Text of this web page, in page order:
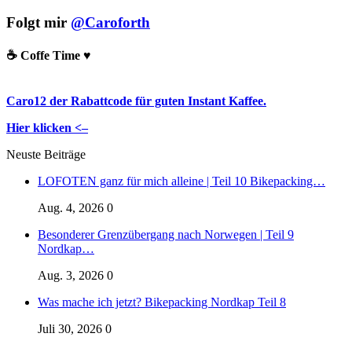
Folgt mir @Caroforth
☕️ Coffe Time ♥️
Caro12 der Rabattcode für guten Instant Kaffee.
Hier klicken <–
Neuste Beiträge
LOFOTEN ganz für mich alleine | Teil 10 Bikepacking…
Aug. 4, 2026 0
Besonderer Grenzübergang nach Norwegen | Teil 9
Nordkap…
Aug. 3, 2026 0
Was mache ich jetzt? Bikepacking Nordkap Teil 8
Juli 30, 2026 0